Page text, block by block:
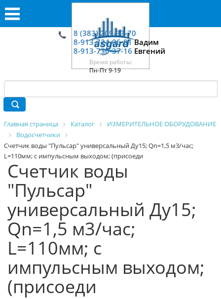
8 (383) 209-33-70
8-913-724-06-01Вадим
8-913-730-37-16 Евгений
Время работы:
Пн-Пт 9-19
Главная страница Каталог
ИЗМЕРИТЕЛЬНОЕ ОБОРУДОВАНИЕ
Водосчетчики
Счетчик воды "Пульсар" универсальный Ду15; Qn=1,5 м3/час;
L=110мм; с импульсным выходом; (присоеди
Счетчик воды
"Пульсар"
универсальный Ду15;
Qn=1,5 м3/час;
L=110мм; с
импульсным выходом;
(присоеди